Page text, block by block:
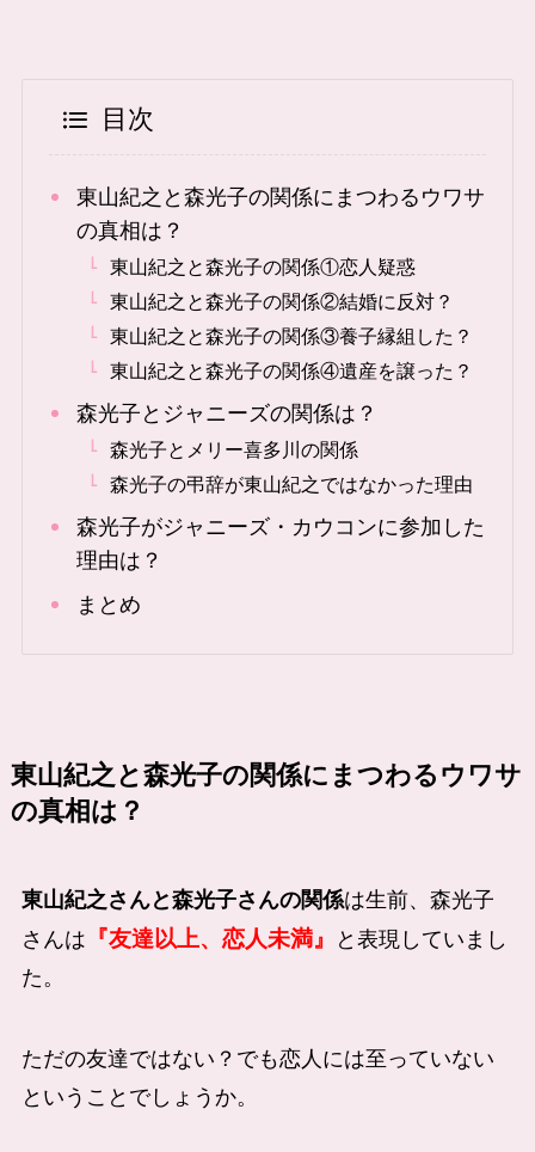
目次
東山紀之と森光子の関係にまつわるウワサ
の真相は？
東山紀之と森光子の関係①恋人疑惑
東山紀之と森光子の関係②結婚に反対？
東山紀之と森光子の関係③養子縁組した？
東山紀之と森光子の関係④遺産を譲った？
森光子とジャニーズの関係は？
森光子とメリー喜多川の関係
森光子の弔辞が東山紀之ではなかった理由
森光子がジャニーズ・カウコンに参加した
理由は？
まとめ
東山紀之と森光子の関係にまつわるウワサ
の真相は？
東山紀之さんと森光子さんの関係は生前、森光子
さんは 『友達以上、恋人未満』
と表現していまし
た。
ただの友達ではない？でも恋人には至っていない
ということでしょうか。